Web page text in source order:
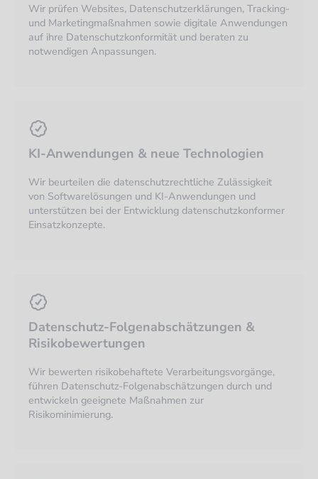
Wir prüfen Websites, Datenschutzerklärungen, Tracking-
und Marketingmaßnahmen sowie digitale Anwendungen
auf ihre Datenschutzkonformität und beraten zu
notwendigen Anpassungen.
KI-Anwendungen & neue Technologien
Wir beurteilen die datenschutzrechtliche Zulässigkeit
von Softwarelösungen und KI-Anwendungen und
unterstützen bei der Entwicklung datenschutzkonformer
Einsatzkonzepte.
Datenschutz-Folgenabschätzungen &
Risikobewertungen
Wir bewerten risikobehaftete Verarbeitungsvorgänge,
führen Datenschutz-Folgenabschätzungen durch und
entwickeln geeignete Maßnahmen zur
Risikominimierung.